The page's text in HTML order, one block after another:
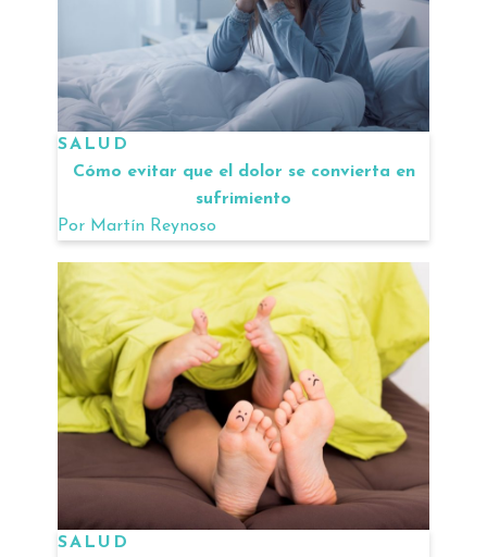
SALUD
Cómo evitar que el dolor se convierta en
sufrimiento
Por Martín Reynoso
SALUD